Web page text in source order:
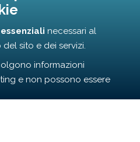
necessari al
sito e dei servizi.
informazioni
e non possono essere